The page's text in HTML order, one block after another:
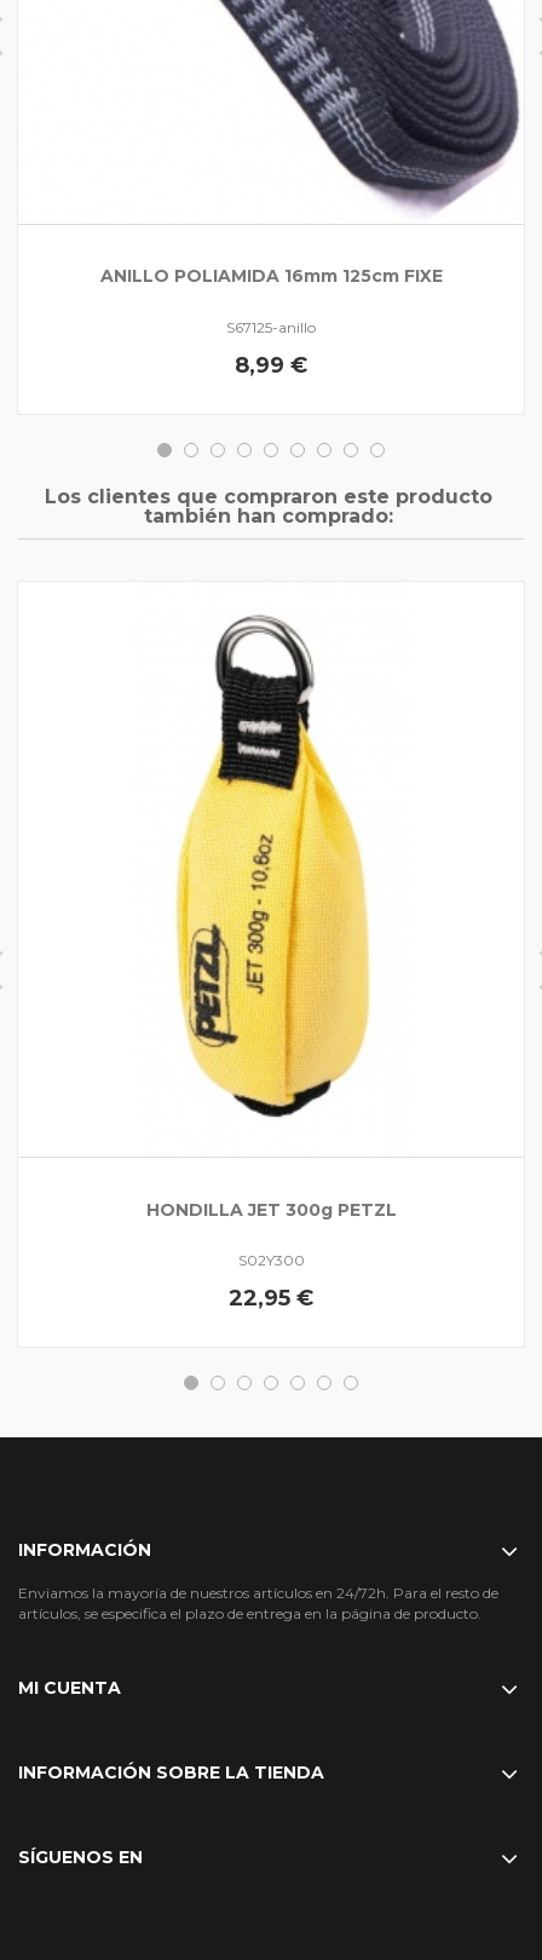
ANILLO POLIAMIDA 16mm 125cm FIXE
S67125-anillo
8,99 €
Los clientes que compraron este producto
también han comprado:
HONDILLA JET 300g PETZL
S02Y300
22,95 €
INFORMACIÓN
Enviamos la mayoría de nuestros artículos en 24/72h. Para el resto de
artículos, se especifica el plazo de entrega en la página de producto.
MI CUENTA
INFORMACIÓN SOBRE LA TIENDA
SÍGUENOS EN